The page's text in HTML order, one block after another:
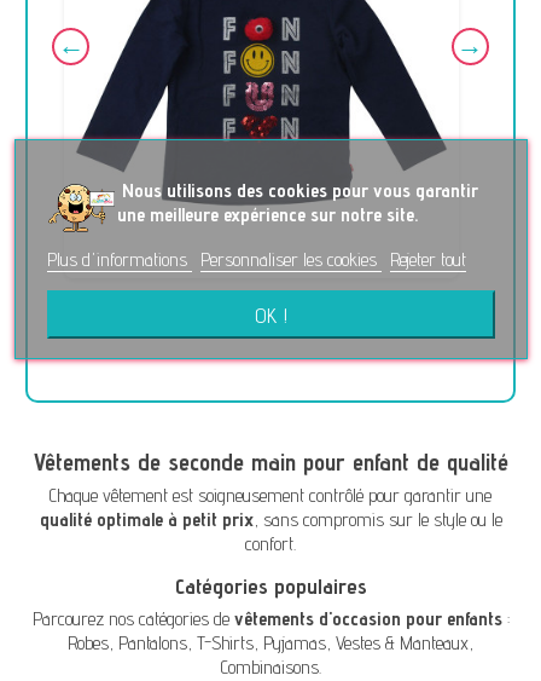
2,50 €
Vêtements de seconde main pour enfant de qualité
Chaque vêtement est soigneusement contrôlé pour garantir une
qualité optimale à petit prix, sans compromis sur le style ou le
confort.
Catégories populaires
Parcourez nos catégories de vêtements d'occasion pour enfants:
Robes, Pantalons, T-Shirts, Pyjamas, Vestes & Manteaux,
Combinaisons.
Nous utilisons des cookies pour vous garantir
une meilleure expérience sur notre site.
Plus d'informations
Personnaliser les cookies Rejeter tout
OK !